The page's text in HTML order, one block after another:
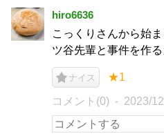
hiro6636
こっくりさんから始
ツ谷先輩と事件を作
ナイス ★1
コメント(0) 2023/